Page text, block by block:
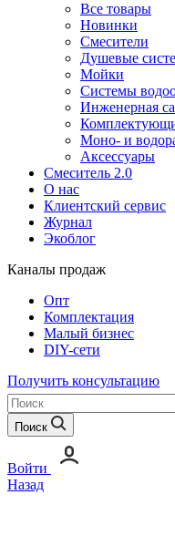
Все товары
Новинки
Смесители
Душевые
Мойки
Системы
Инженерная
Моно- и
Аксессуары
Смеситель 2.0
О нас
Клиентский сервис
Журнал
Экоблог
Каналы продаж
Опт
Комплектация
Малый бизнес
DIY-сети
Получить консультацию
Поиск
Войти
Назад